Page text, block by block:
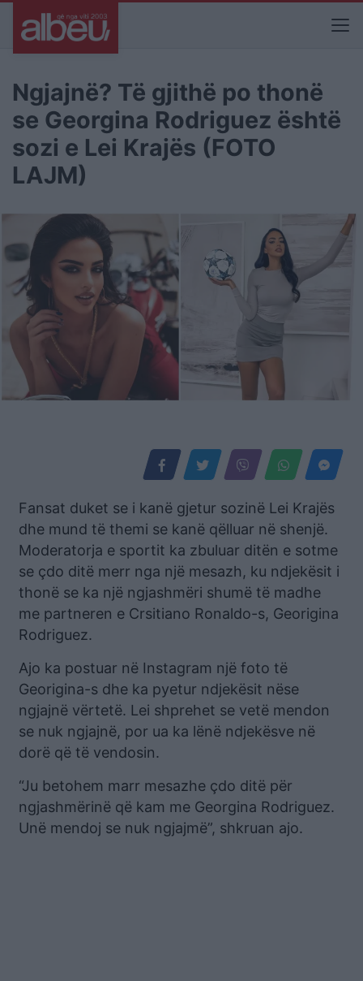
Ngjajnë? Të gjithë po thonë
se Georgina Rodriguez është
sozi e Lei Krajës (FOTO
LAJM)
Fansat duket se i kanë gjetur sozinë Lei Krajës
dhe mund të themi se kanë qëlluar në shenjë.
Moderatorja e sportit ka zbuluar ditën e sotme
se çdo ditë merr nga një mesazh, ku ndjekësit i
thonë se ka një ngjashmëri shumë të madhe
me partneren e Crsitiano Ronaldo-s, Georigina
Rodriguez.
Ajo ka postuar në Instagram një foto të
Georigina-s dhe ka pyetur ndjekësit nëse
ngjajnë vërtetë. Lei shprehet se vetë mendon
se nuk ngjajnë, por ua ka lënë ndjekësve në
dorë që të vendosin.
“Ju betohem marr mesazhe çdo ditë për
ngjashmërinë që kam me Georgina Rodriguez.
Unë mendoj se nuk ngjajmë”, shkruan ajo.